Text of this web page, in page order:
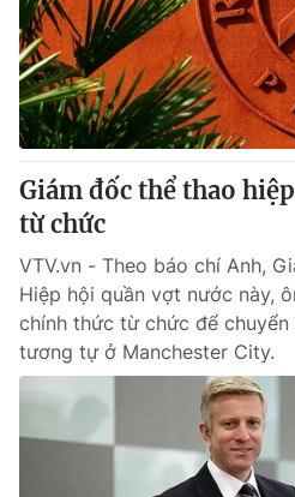
Theo dõi báo trên
Cơ quan chủ quản:Đài Truyền
Cơ quan báo chí: Thời báo VTV
Giấy phép hoạt động báo in và
cấp ngày 29/12/2023
Tổng Biên tập:
Nguyễn Trọng Ninh
Tổng đài VTV:024.38 355 931 -
Ðiện thoại Thời báo VTV:024.66
Email:toasoan@vtv.vn
Liên hệ quảng cáo:
024-7300.7108
Giám đốc thể thao
từ chức
VTV.vn - Theo báo chí Anh,
Hiệp hội quần vợt nước này,
chính thức từ chức để
tương tự ở Manchester City.